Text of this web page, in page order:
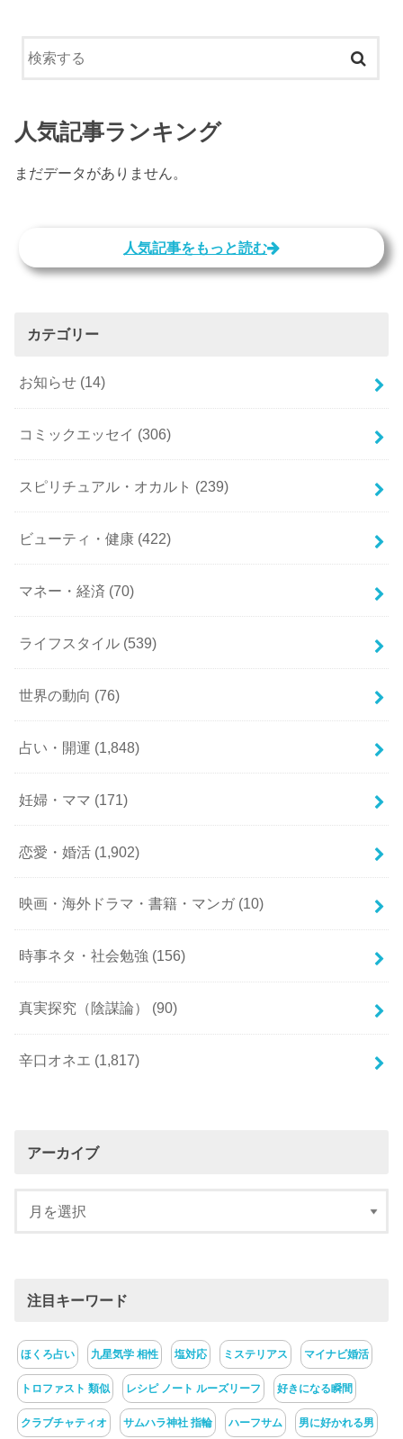
人気記事ランキング
まだデータがありません。
人気記事をもっと読む
カテゴリー
お知らせ (14)
コミックエッセイ (306)
スピリチュアル・オカルト (239)
ビューティ・健康 (422)
マネー・経済 (70)
ライフスタイル (539)
世界の動向 (76)
占い・開運 (1,848)
妊婦・ママ (171)
恋愛・婚活 (1,902)
映画・海外ドラマ・書籍・マンガ (10)
時事ネタ・社会勉強 (156)
真実探究（陰謀論） (90)
辛口オネエ (1,817)
アーカイブ
注目キーワード
ほくろ占い 九星気学 相性 塩対応 ミステリアス マイナビ婚活
トロファスト 類似 レシピ ノート ルーズリーフ 好きになる瞬間
クラブチャティオ サムハラ神社 指輪 ハーフサム 男に好かれる男